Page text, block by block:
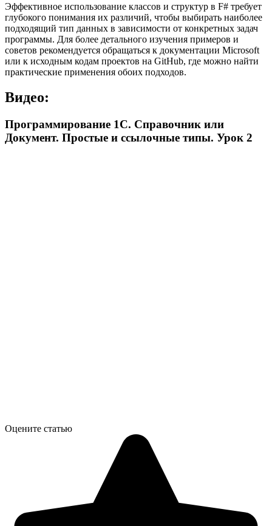
Эффективное использование классов и структур в F# требует
глубокого понимания их различий, чтобы выбирать наиболее
подходящий тип данных в зависимости от конкретных задач
программы. Для более детального изучения примеров и
советов рекомендуется обращаться к документации Microsoft
или к исходным кодам проектов на GitHub, где можно найти
практические применения обоих подходов.
Видео:
Программирование 1С. Справочник или
Документ. Простые и ссылочные типы. Урок 2
Оцените статью